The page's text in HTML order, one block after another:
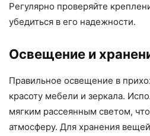
Регулярно проверяйте
убедиться в его надежности.
Освещение и
Правильное освещение в
красоту мебели и зеркала.
мягким рассеянным светом,
атмосферу. Для хранения